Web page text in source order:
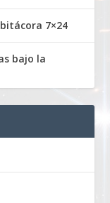
7×24
bajo la